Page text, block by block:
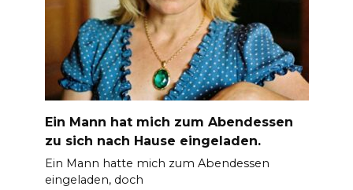
Ein Mann hat mich zum Abendessen
zu sich nach Hause eingeladen.
Ein Mann hatte mich zum Abendessen
eingeladen, doch